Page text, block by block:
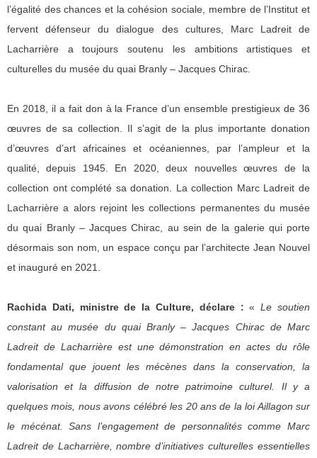
l’égalité des chances et la cohésion sociale, membre de l’Institut et
fervent défenseur du dialogue des cultures, Marc Ladreit de
Lacharrière a toujours soutenu les ambitions artistiques et
culturelles du musée du quai Branly – Jacques Chirac.
En 2018, il a fait don à la France d’un ensemble prestigieux de 36
œuvres de sa collection. Il s’agit de la plus importante donation
d’œuvres d’art africaines et océaniennes, par l’ampleur et la
qualité, depuis 1945. En 2020, deux nouvelles œuvres de la
collection ont complété sa donation. La collection Marc Ladreit de
Lacharrière a alors rejoint les collections permanentes du musée
du quai Branly – Jacques Chirac, au sein de la galerie qui porte
désormais son nom, un espace conçu par l’architecte Jean Nouvel
et inauguré en 2021.
Rachida Dati, ministre de la Culture, déclare :«Le soutien
constant au musée du quai Branly – Jacques Chirac de Marc
Ladreit de Lacharrière est une démonstration en actes du rôle
fondamental que jouent les mécènes dans la conservation, la
valorisation et la diffusion de notre patrimoine culturel. Il y a
quelques mois, nous avons célébré les 20 ans de la loi Aillagon sur
le mécénat. Sans l’engagement de personnalités comme Marc
Ladreit de Lacharrière, nombre d’initiatives culturelles essentielles